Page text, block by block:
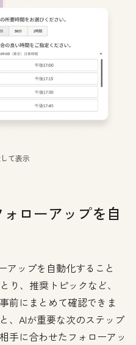
て表示
ローアップを自
アップを自動化すること
り、推奨トピックなど、
前にまとめて確認できま
、AIが重要な次のステップ
手に合わせたフォローアッ